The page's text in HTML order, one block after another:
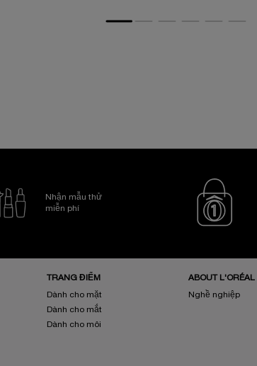
Nhận mẫu thử
miễn phí
TRANG ĐIỂM
Dành cho mặt
Dành cho mắt
Dành cho môi
ABOUT L'ORÉAL
Nghề nghiệp